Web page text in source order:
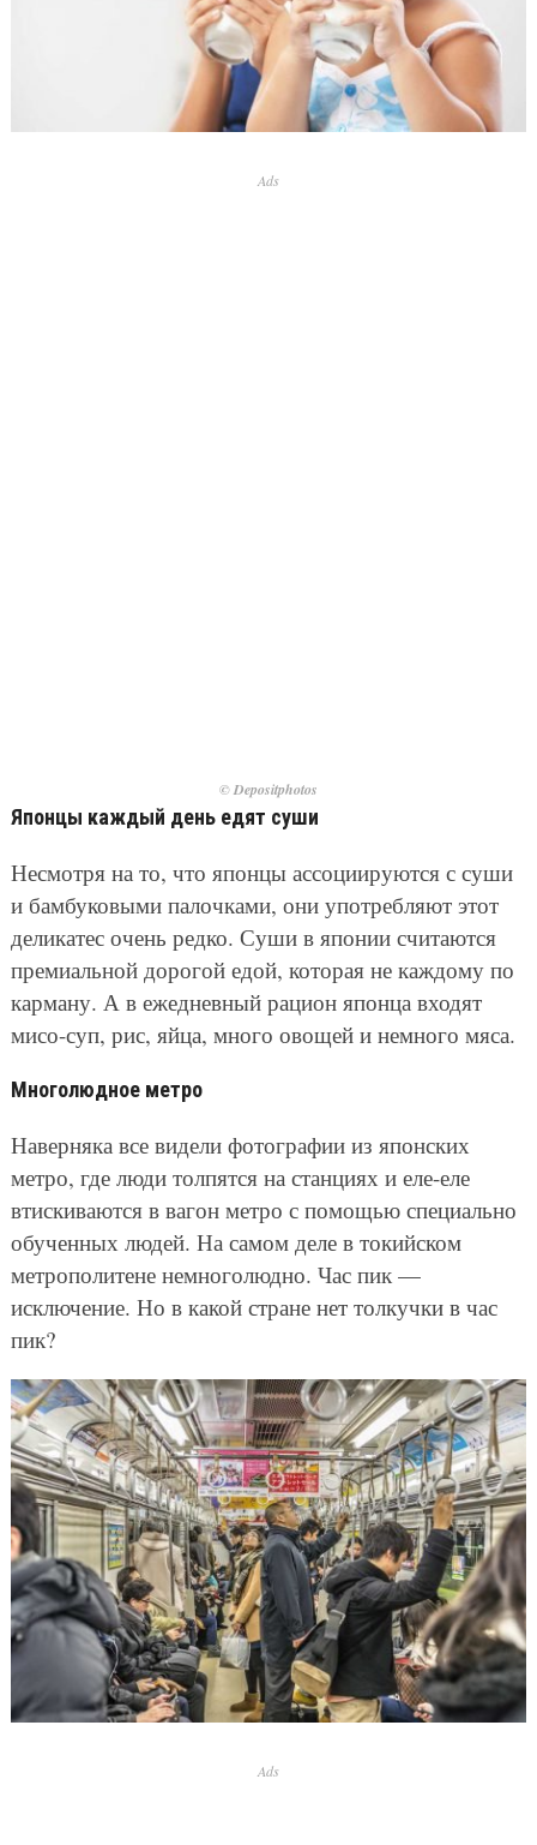
Ads
© Depositphotos
Японцы каждый день едят суши
Несмотря на то, что японцы ассоциируются с суши
и бамбуковыми палочками, они употребляют этот
деликатес очень редко. Суши в японии считаются
премиальной дорогой едой, которая не каждому по
карману. А в ежедневный рацион японца входят
мисо-суп, рис, яйца, много овощей и немного мяса.
Многолюдное метро
Наверняка все видели фотографии из японских
метро, где люди толпятся на станциях и еле-еле
втискиваются в вагон метро с помощью специально
обученных людей. На самом деле в токийском
метрополитене немноголюдно. Час пик —
исключение. Но в какой стране нет толкучки в час
пик?
Ads